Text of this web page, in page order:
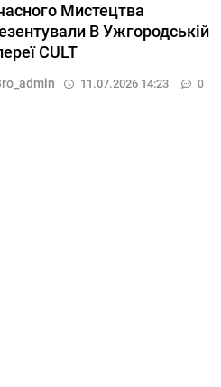
Мистецтва
В Ужгородській
CULT
11.07.2026 14:23 0